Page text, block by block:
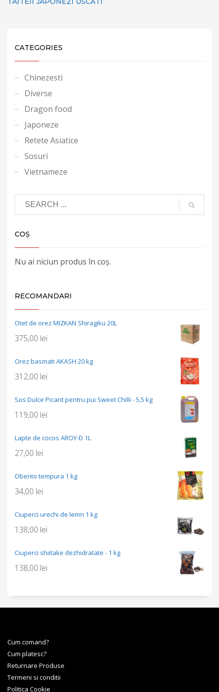
CATEGORIES
Chinezesti
Diverse
Dragon food
Japoneze
Retete Asiatice
Sosuri
Vietnameze
COȘ
Nu ai niciun produs în coș.
RECOMANDARI
Otet de orez MIZKAN Shiragiku 20L
375,00 lei
Orez basmati AKASH 20 kg
312,00 lei
Sos Dulce Picant pentru pui Sweet Chilli - 5,5 kg
119,00 lei
Lapte de cocos AROY-D 1L
27,00 lei
Obento tempura 1 kg
34,00 lei
Ciuperci urechi de lemn 1 kg
138,00 lei
Ciuperci shiitake dezhidratate - 1 kg
138,00 lei
Cum comand?
Cum platesc?
Returnare Produse
Termeni si conditii
Politica Cookie